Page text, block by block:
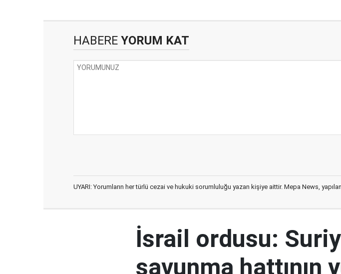
HABERE YORUM KAT
UYARI: Yorumların her türlü cezai ve hukuki sorumluluğu yazan kişiye aittir. Mepa News,
İsrail ordusu:
savunma hattının